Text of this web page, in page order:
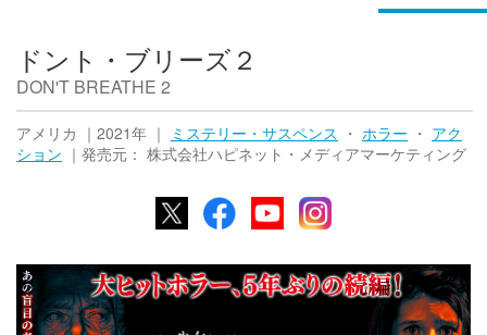
ドント・ブリーズ２
DON'T BREATHE 2
アメリカ ｜2021年 ｜ ミステリー・サスペンス ・ ホラー ・ アク
ション ｜発売元： 株式会社ハピネット・メディアマーケティング
X FacebookYouTubeInstagram